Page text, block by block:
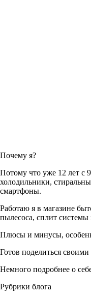
Почему я?
Потому что уже 12 лет с
холодильники,
смартфоны.
Работаю я в магазине
пылесоса, сплит системы
Плюсы и минусы,
Готов поделиться
Немного подробнее о
Рубрики блога